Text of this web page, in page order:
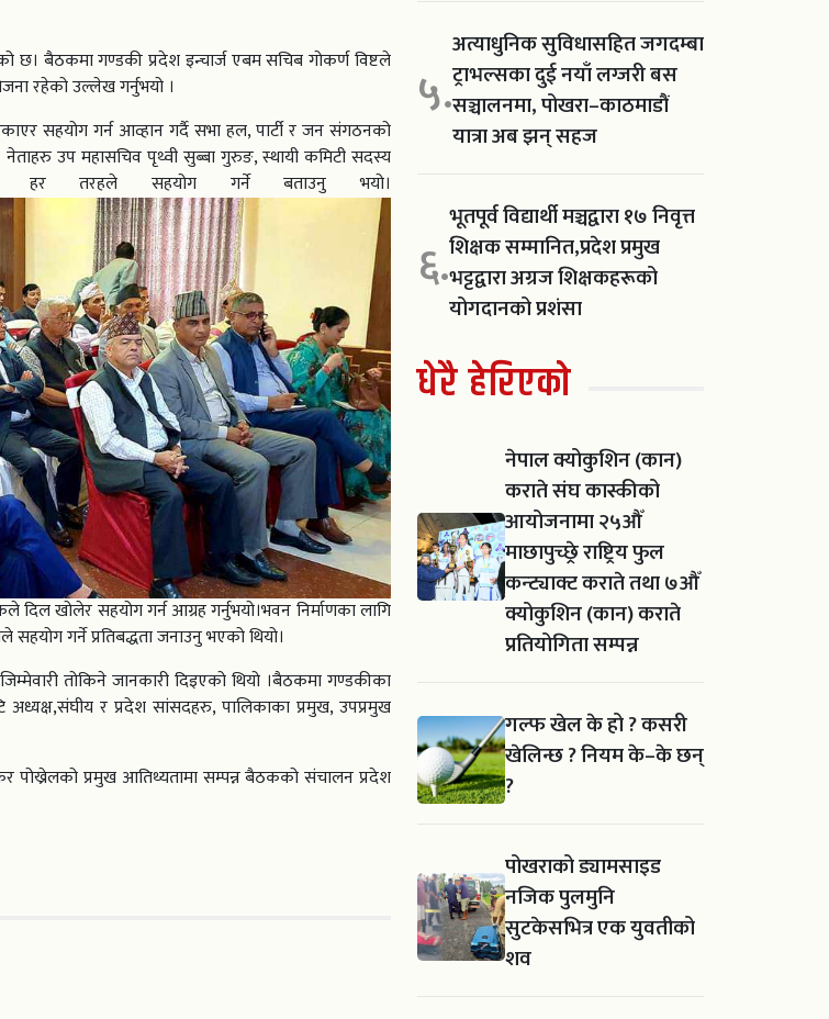
छ। बैठकमा गण्डकी प्रदेश इन्चार्ज एबम सचिब गोकर्ण विष्टले
रहेको उल्लेख गर्नुभयो ।
सहयोग गर्न आव्हान गर्दै सभा हल, पार्टी र जन संगठनको
उप महासचिव पृथ्वी सुब्बा गुरुङ, स्थायी कमिटी सदस्य
तरहले सहयोग गर्ने बताउनु भयो।
खोलेर सहयोग गर्न आग्रह गर्नुभयो।भवन निर्माणका लागि
गर्ने प्रतिबद्धता जनाउनु भएको थियो।
तोकिने जानकारी दिइएको थियो ।बैठकमा गण्डकीका
र प्रदेश सांसदहरु, पालिकाका प्रमुख, उपप्रमुख
पोख्रेलको प्रमुख आतिथ्यतामा सम्पन्न बैठकको संचालन प्रदेश
५.
अत्याधुनिक सुविधासहित जगदम्बा
ट्राभल्सका दुई नयाँ लग्जरी बस
सञ्चालनमा, पोखरा–काठमाडौं
यात्रा अब झन् सहज
६.
भूतपूर्व विद्यार्थी मञ्चद्वारा १७ निवृत्त
शिक्षक सम्मानित,प्रदेश प्रमुख
भट्टद्वारा अग्रज शिक्षकहरूको
योगदानको प्रशंसा
धेरै हेरिएको
नेपाल क्योकुशिन (कान)
कराते संघ कास्कीको
आयोजनामा २५औँ
माछापुच्छ्रे राष्ट्रिय फुल
कन्ट्याक्ट कराते तथा ७औँ
क्योकुशिन (कान) कराते
प्रतियोगिता सम्पन्न
गल्फ खेल के हो ? कसरी
खेलिन्छ ? नियम के–के छन्
?
पोखराको ड्यामसाइड
नजिक पुलमुनि
सुटकेसभित्र एक युवतीको
शव